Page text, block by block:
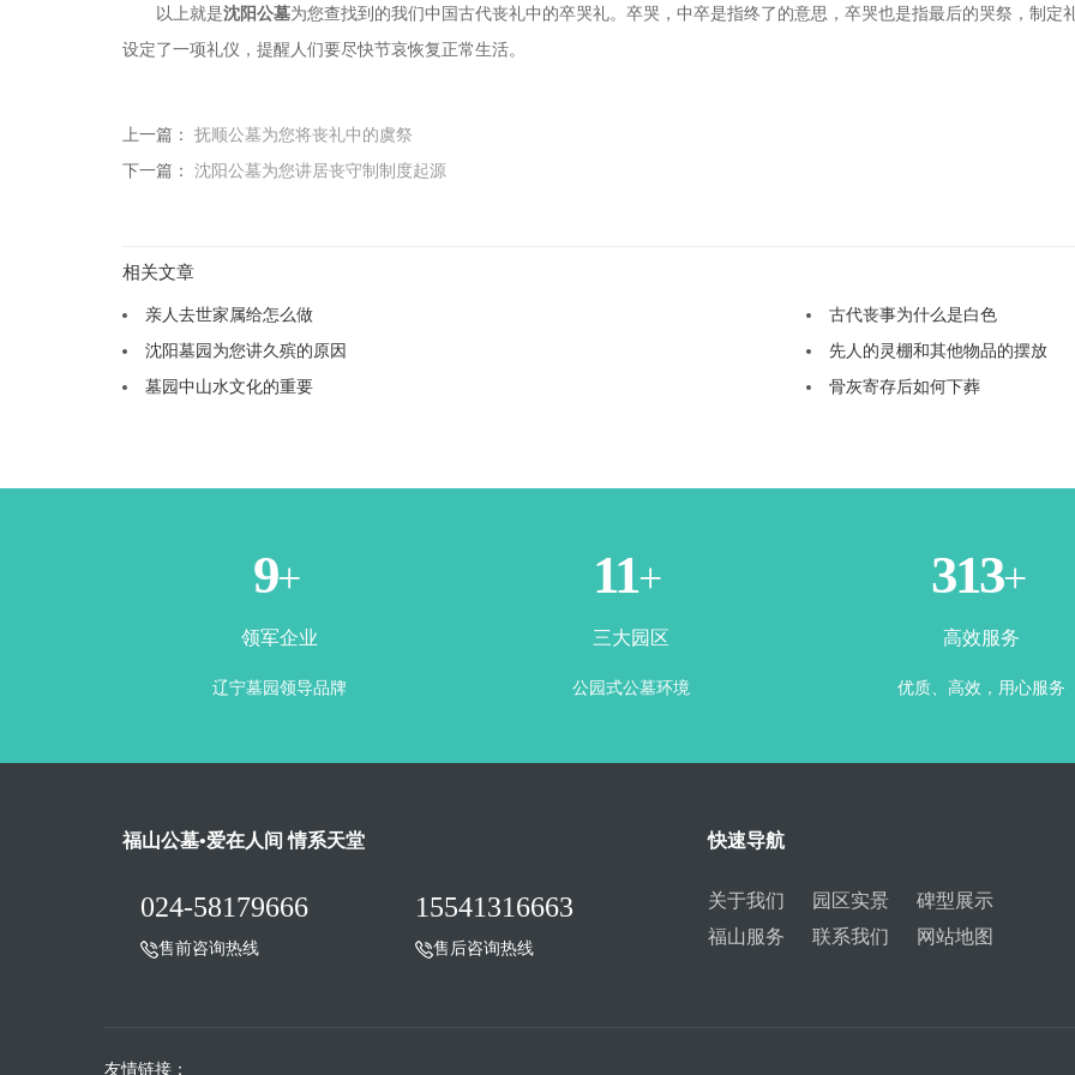
以上就是沈阳公墓为您查找到的我们中国古代丧礼中的卒哭礼。卒哭，中卒是指终了的意思，卒哭也是指最后的哭祭，制
设定了一项礼仪，提醒人们要尽快节哀恢复正常生活。
上一篇： 抚顺公墓为您将丧礼中的虞祭
下一篇： 沈阳公墓为您讲居丧守制制度起源
相关文章
亲人去世家属给怎么做
古代丧事为什么是白色
沈阳墓园为您讲久殡的原因
先人的灵棚和其他物品的摆放
墓园中山水文化的重要
骨灰寄存后如何下葬
1+
领军企业
辽宁墓园领导品牌
3+
三大园区
公园式公墓环境
365+
高效服务
优质、高效，用心服务
福山公墓•爱在人间 情系天堂
024-58179666
售前咨询热线
15541316663
售后咨询热线
快速导航
关于我们 园区实景
碑型展示
福山服务
联系我们 网站地图
友情链接：